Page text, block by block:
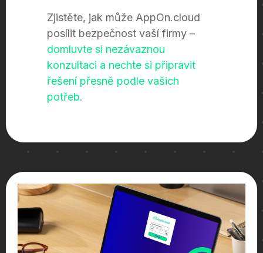
Zjistěte, jak může AppOn.cloud
posílit bezpečnost vaší firmy –
domluvte si nezávaznou
konzultaci a nechte si připravit
řešení přesně podle vašich
potřeb.